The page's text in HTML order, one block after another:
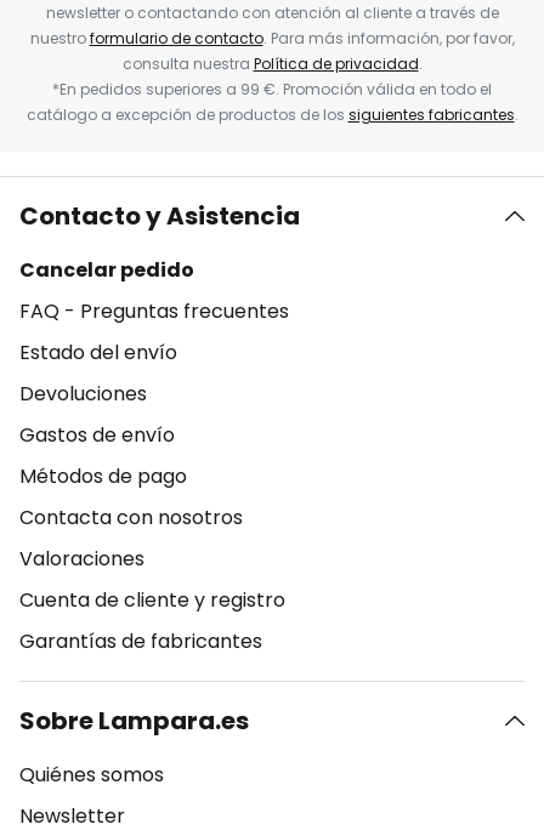
newsletter o contactando con atención al cliente a través de
nuestroformulario de contacto. Para más información, por favor,
consulta nuestra Política de privacidad.
*En pedidos superiores a 99 €. Promoción válida en todo el
catálogo a excepción de productos de los siguientes fabricantes.
Contacto y Asistencia
Cancelar pedido
FAQ - Preguntas frecuentes
Estado del envío
Devoluciones
Gastos de envío
Métodos de pago
Contacta con nosotros
Valoraciones
Cuenta de cliente y registro
Garantías de fabricantes
Sobre Lampara.es
Quiénes somos
Newsletter